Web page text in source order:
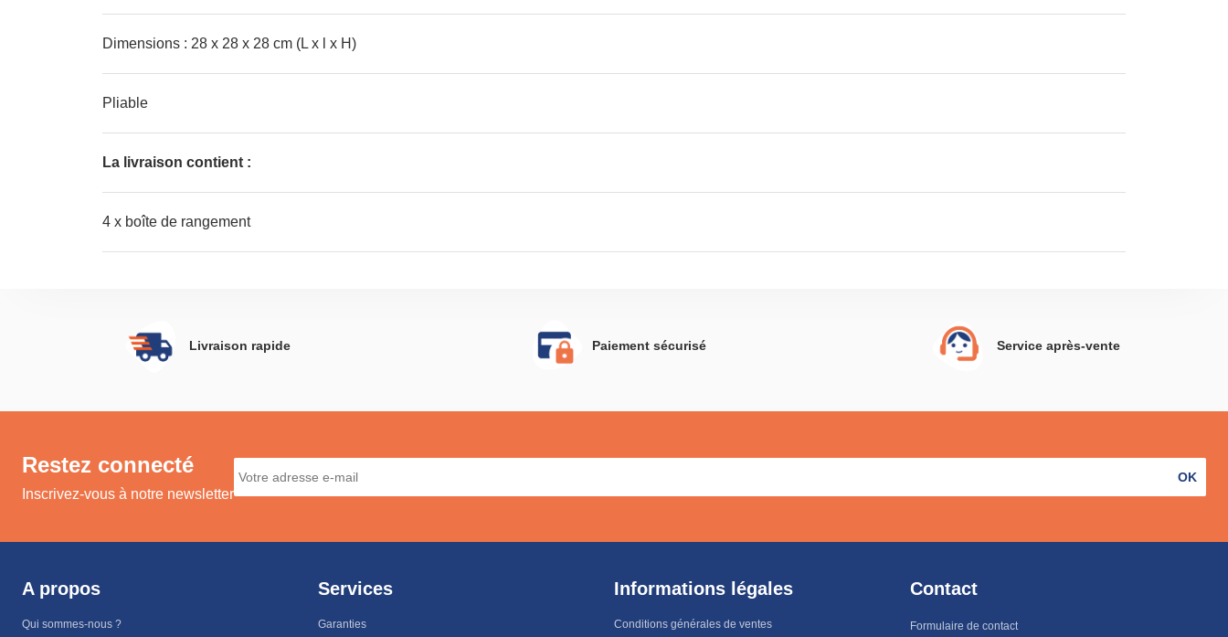
Dimensions : 28 x 28 x 28 cm (L x l x H)
Pliable
La livraison contient :
4 x boîte de rangement
Livraison rapide Paiement sécurisé Service après-vente
Restez connecté
Inscrivez-vous à notre newsletter
OK
A propos
Qui sommes-nous ?
Services
Garanties
Informations légales
Conditions générales de ventes
Contact
Formulaire de contact